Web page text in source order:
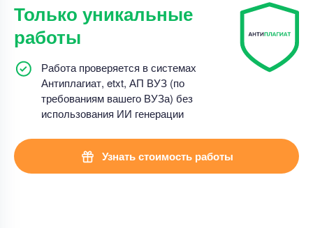
Только уникальные
работы
Работа проверяется в системах
Антиплагиат, etxt, АП ВУЗ (по
требованиям вашего ВУЗа) без
использования ИИ генерации
Узнать стоимость работы